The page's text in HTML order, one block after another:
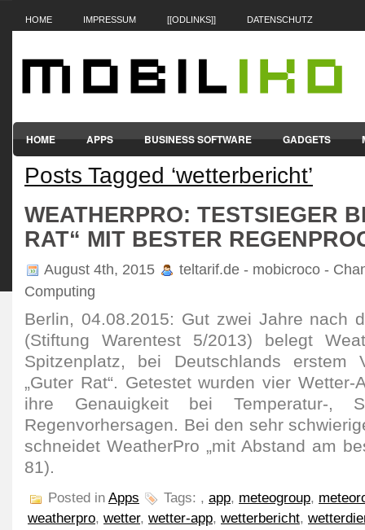
HOME IMPRESSUM [[ODLINKS]] DATENSCHUTZ
HOME APPS BUSINESS SOFTWARE GADGETS
SMARTPHONES & HANDYS TABLET-PCS VERTRÄGE &
Posts Tagged ‘wetterbericht’
WEATHERPRO: TESTSIEGER
RAT“ MIT BESTER
August 4th, 2015
teltarif.de - mobicroco -
Computing
Berlin, 04.08.2015: Gut zwei Jahre nach
(Stiftung Warentest 5/2013) belegt
Spitzenplatz, bei Deutschlands erstem
„Guter Rat“. Getestet wurden vier
ihre Genauigkeit bei Temperatur-,
Regenvorhersagen. Bei den sehr
schneidet WeatherPro „mit Abstand am
81).
Posted in Apps Tags: , app, meteogroup,
weatherpro, wetter, wetter-app, wetterbericht,